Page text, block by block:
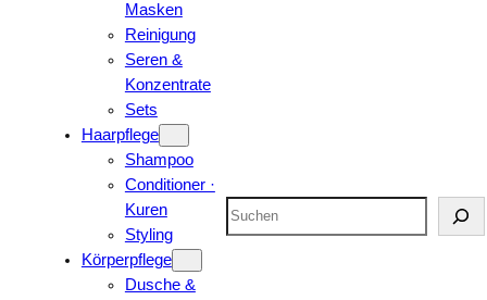
Masken
Reinigung
Seren &
Konzentrate
Sets
Haarpflege
Shampoo
Conditioner ·
Kuren
Styling
Körperpflege
Dusche &
Suchen